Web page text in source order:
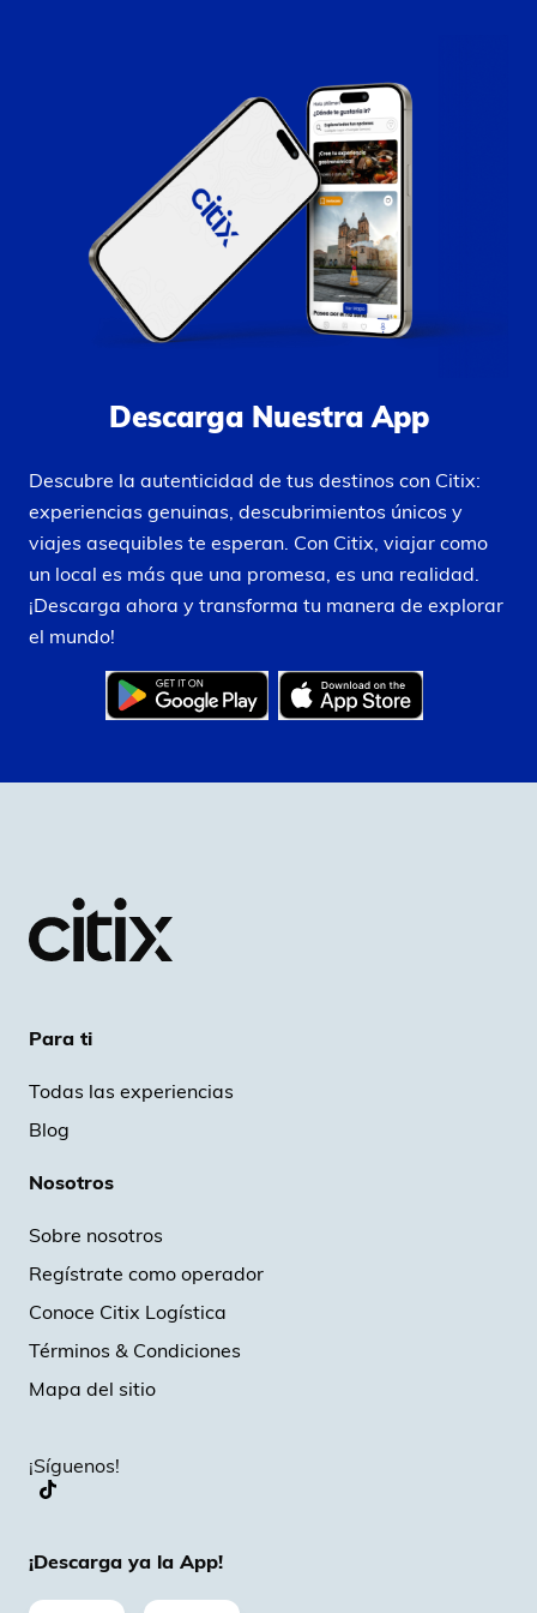
Descarga Nuestra App
Descubre la autenticidad de tus destinos con Citix:
experiencias genuinas, descubrimientos únicos y
viajes asequibles te esperan. Con Citix, viajar como
un local es más que una promesa, es una realidad.
¡Descarga ahora y transforma tu manera de explorar
el mundo!
Para ti
Todas las experiencias
Blog
Nosotros
Sobre nosotros
Regístrate como operador
Conoce Citix Logística
Términos & Condiciones
Mapa del sitio
¡Síguenos!
¡Descarga ya la App!